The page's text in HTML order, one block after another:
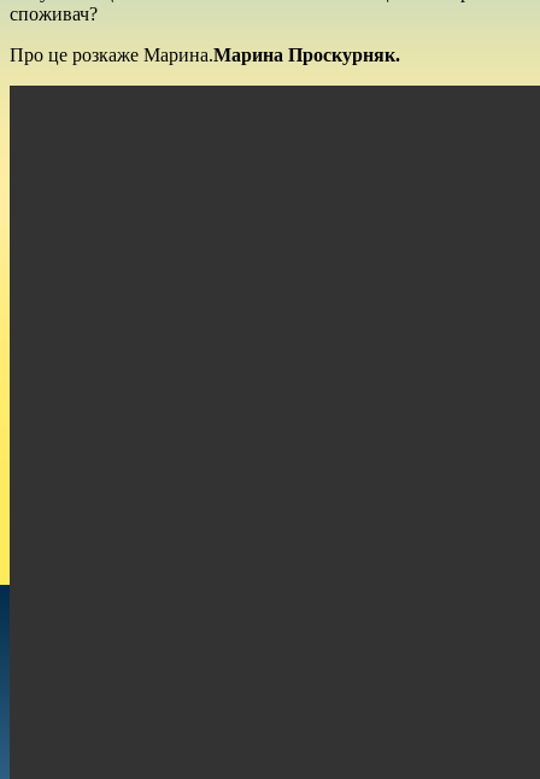
споживач?
Про це розкаже Марина.Марина Проскурняк.